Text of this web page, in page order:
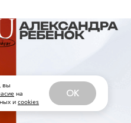
вы
на
и cookies
OK